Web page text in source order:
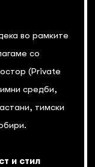
во рамките
со
(Private
средби,
тимски
и стил